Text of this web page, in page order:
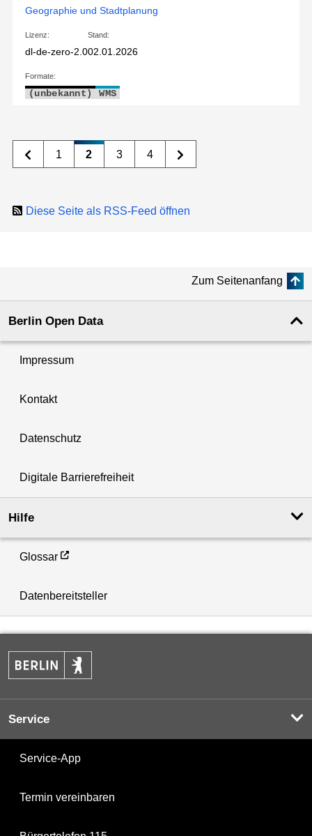
Geographie und Stadtplanung
Lizenz:
dl-de-zero-2.0
Stand:
02.01.2026
Formate:
(unbekannt) WMS
1 2 3 4
Diese Seite als RSS-Feed öffnen
Zum Seitenanfang
Berlin Open Data
Impressum
Kontakt
Datenschutz
Digitale Barrierefreiheit
Hilfe
Glossar
Datenbereitsteller
Service
Service-App
Termin vereinbaren